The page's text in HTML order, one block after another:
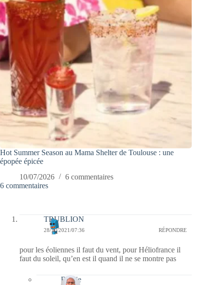
Hot Summer Season au Mama Shelter de Toulouse : une
épopée épicée
10/07/2026
6 commentaires
6 commentaires
TRUBLION
28/10/2021/07:36 RÉPONDRE
pour les éoliennes il faut du vent, pour Héliofrance il
faut du soleil, qu’en est il quand il ne se montre pas
Bernie